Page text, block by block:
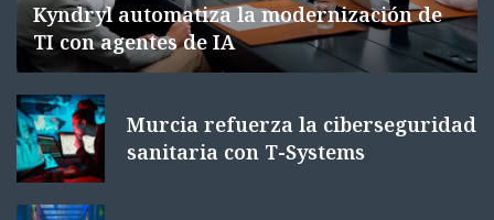
Kyndryl automatiza la modernización de
TI con agentes de IA
Murcia refuerza la ciberseguridad
sanitaria con T-Systems